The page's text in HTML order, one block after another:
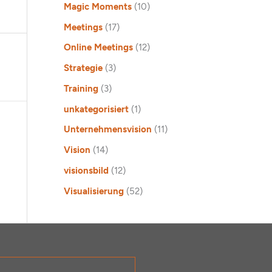
Magic Moments(10)
Meetings(17)
Online Meetings(12)
Strategie(3)
Training(3)
unkategorisiert(1)
Unternehmensvision (11)
Vision (14)
visionsbild (12)
Visualisierung(52)